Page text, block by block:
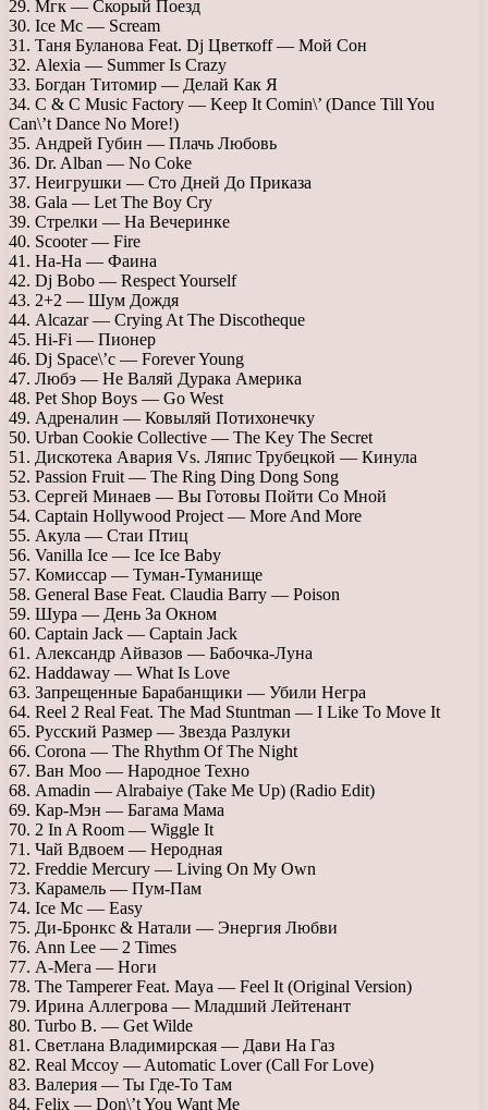
29. Мгк — Скорый Поезд
30. Ice Mc — Scream
31. Таня Буланова Feat. Dj Цветкоff — Мой Сон
32. Alexia — Summer Is Crazy
33. Богдан Титомир — Делай Как Я
34. C & C Music Factory — Keep It Comin\’ (Dance Till You
Can\’t Dance No More!)
35. Андрей Губин — Плачь Любовь
36. Dr. Alban — No Coke
37. Неигрушки — Сто Дней До Приказа
38. Gala — Let The Boy Cry
39. Стрелки — На Вечеринке
40. Scooter — Fire
41. На-На — Фаина
42. Dj Bobo — Respect Yourself
43. 2+2 — Шум Дождя
44. Alcazar — Crying At The Discotheque
45. Hi-Fi — Пионер
46. Dj Space\’c — Forever Young
47. Любэ — Не Валяй Дурака Америка
48. Pet Shop Boys — Go West
49. Адреналин — Ковыляй Потихонечку
50. Urban Cookie Collective — The Key The Secret
51. Дискотека Авария Vs. Ляпис Трубецкой — Кинула
52. Passion Fruit — The Ring Ding Dong Song
53. Сергей Минаев — Вы Готовы Пойти Со Мной
54. Captain Hollywood Project — More And More
55. Акула — Стаи Птиц
56. Vanilla Ice — Ice Ice Baby
57. Комиссар — Туман-Туманище
58. General Base Feat. Claudia Barry — Poison
59. Шура — День За Окном
60. Captain Jack — Captain Jack
61. Александр Айвазов — Бабочка-Луна
62. Haddaway — What Is Love
63. Запрещенные Барабанщики — Убили Негра
64. Reel 2 Real Feat. The Mad Stuntman — I Like To Move It
65. Русский Размер — Звезда Разлуки
66. Corona — The Rhythm Of The Night
67. Ван Моо — Народное Техно
68. Amadin — Alrabaiye (Take Me Up) (Radio Edit)
69. Кар-Мэн — Багама Мама
70. 2 In A Room — Wiggle It
71. Чай Вдвоем — Неродная
72. Freddie Mercury — Living On My Own
73. Карамель — Пум-Пам
74. Ice Mc — Easy
75. Ди-Бронкс & Натали — Энергия Любви
76. Ann Lee — 2 Times
77. А-Мега — Ноги
78. The Tamperer Feat. Maya — Feel It (Original Version)
79. Ирина Аллегрова — Младший Лейтенант
80. Turbo B. — Get Wilde
81. Светлана Владимирская — Дави На Газ
82. Real Mccoy — Automatic Lover (Call For Love)
83. Валерия — Ты Где-То Там
84. Felix — Don\’t You Want Me